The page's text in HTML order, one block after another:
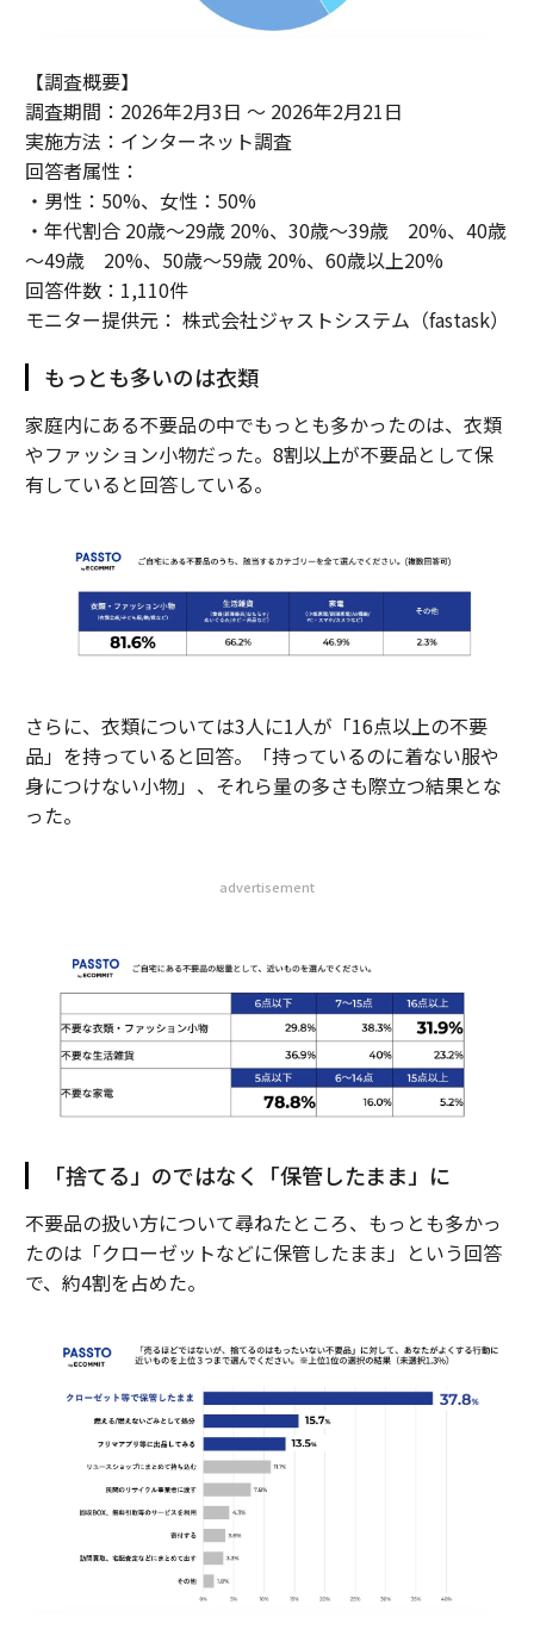
【調査概要】
調査期間：2026年2月3日 ～ 2026年2月21日
実施方法：インターネット調査
回答者属性：
・男性：50%、女性：50%
・年代割合 20歳～29歳 20%、30歳～39歳 20%、40歳
～49歳 20%、50歳～59歳 20%、60歳以上20%
回答件数：1,110件
モニター提供元： 株式会社ジャストシステム（fastask）
もっとも多いのは衣類
家庭内にある不要品の中でもっとも多かったのは、衣類
やファッション小物だった。8割以上が不要品として保
有していると回答している。
さらに、衣類については3人に1人が「16点以上の不要
品」を持っていると回答。「持っているのに着ない服や
身につけない小物」、それら量の多さも際立つ結果とな
った。
advertisement
「捨てる」のではなく「保管したまま」に
不要品の扱い方について尋ねたところ、もっとも多かっ
たのは「クローゼットなどに保管したまま」という回答
で、約4割を占めた。